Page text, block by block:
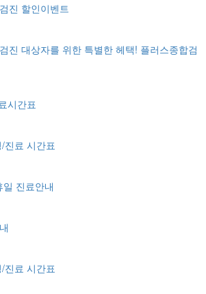
진 할인이벤트
진 대상자를 위한 특별한 헤택! 플러스종합검
시간표
진료 시간표
진료안내
진료 시간표